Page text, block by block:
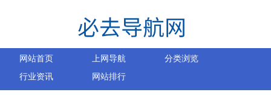
网站首页 上网导航
分类浏览
行业资讯
网站排行